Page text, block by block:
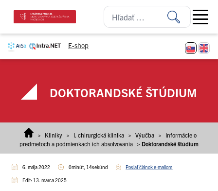
E-shop
Open
DOKTORANDSKÉ ŠTÚDIUM
> Kliniky > I. chirurgická klinika > Výučba >
Informácie o
predmetoch a podmienkach ich absolvovania > Doktorandské štúdium
6. mája 2022 0minút, 14sekúnd Poslať článok e-mailom
Edit: 13. marca 2025